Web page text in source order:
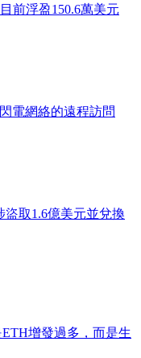
前浮盈150.6萬美元
電網絡的遠程訪問
取1.6億美元並兌換
增發過多，而是生